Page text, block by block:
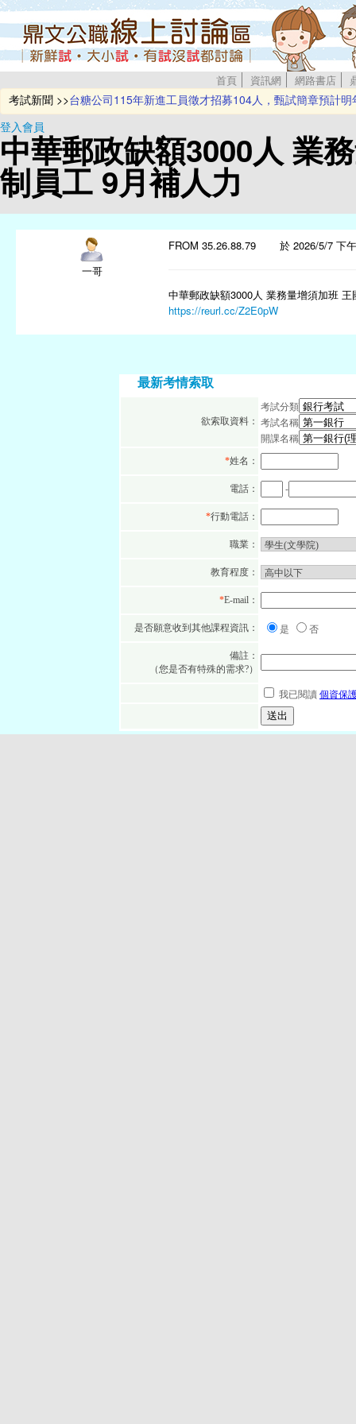
首頁 資訊網 網路書店
考試新聞 >>台糖公司115年新進工員徵才招募104人，甄試簡章預計明
台灣中油公司即將辦理114年新進僱用人員甄試
115年地方特考及離島特考將於12月5日起舉行
台電2026僱員甄試招募700名新血 簡章預定12/24公告
登入會員
中華郵政缺額3000人 業
制員工 9月補人力
一哥
FROM 35.26.88.79 於 2026/5/7 下
中華郵政缺額3000人 業務量增須加班
https://reurl.cc/Z2E0pW